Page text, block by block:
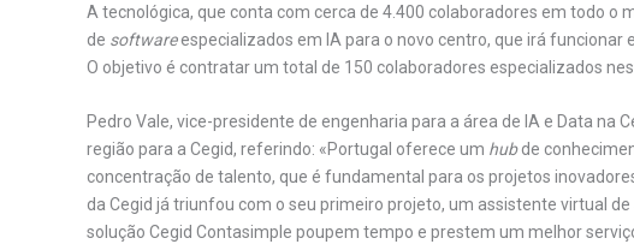
A tecnológica, que conta com cerca de 4.400 colaboradores em todo o
de softwareespecializados em IA para o novo centro, que irá funcionar
O objetivo é contratar um total de 150 colaboradores especializados
Pedro Vale, vice-presidente de engenharia para a área de IA e Data na
região para a Cegid, referindo: «Portugal oferece um hubde
concentração de talento, que é fundamental para os projetos
da Cegid já triunfou com o seu primeiro projeto, um assistente virtual
solução Cegid Contasimple poupem tempo e prestem um melhor